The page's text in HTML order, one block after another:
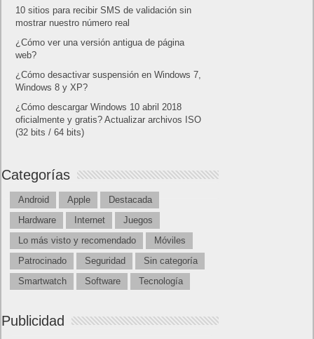
10 sitios para recibir SMS de validación sin
mostrar nuestro número real
¿Cómo ver una versión antigua de página
web?
¿Cómo desactivar suspensión en Windows 7,
Windows 8 y XP?
¿Cómo descargar Windows 10 abril 2018
oficialmente y gratis? Actualizar archivos ISO
(32 bits / 64 bits)
Categorías
Android Apple
Destacada
Hardware
Internet
Juegos
Lo más visto y recomendado
Móviles
Patrocinado
Seguridad
Sin categoría
Smartwatch
Software Tecnología
Publicidad